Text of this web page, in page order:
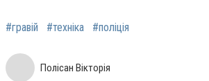
#гравій #техніка #поліція
Полісан Вікторія